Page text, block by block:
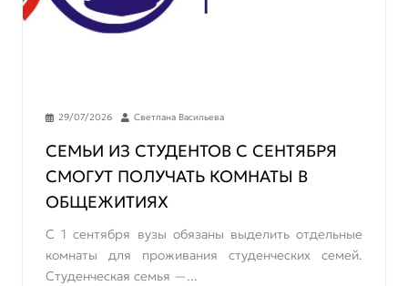
29/07/2026 Светлана Васильева
СЕМЬИ ИЗ СТУДЕНТОВ С СЕНТЯБРЯ
СМОГУТ ПОЛУЧАТЬ КОМНАТЫ В
ОБЩЕЖИТИЯХ
С 1 сентября вузы обязаны выделить отдельные
комнаты для проживания студенческих семей.
Студенческая семья —...